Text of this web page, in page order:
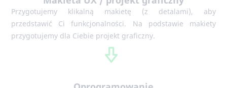
przedstawić Ci funkcjonalności. Na podstawie makiety
przygotujemy dla Ciebie projekt graficzny.
Wdrożymy oprogramowanie (system, gotowe moduły,